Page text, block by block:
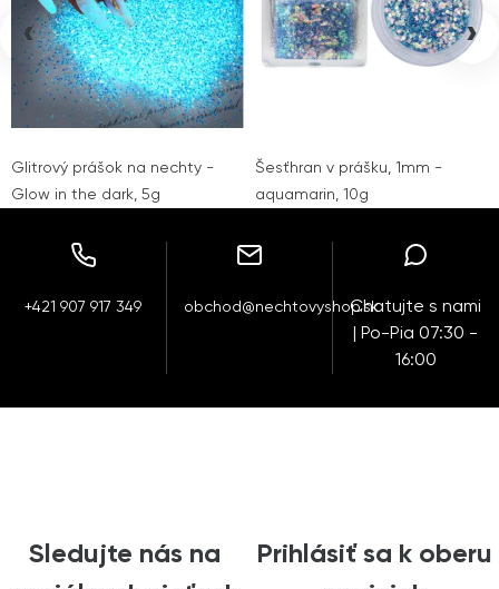
Glitrový prášok na nechty -
Glow in the dark, 5g
Šesťhran v prášku, 1mm -
aquamarin, 10g
‹ ›
+421 907 917 349 obchod@nechtovyshop.skChatujte s nami
| Po-Pia 07:30 -
16:00
Sledujte nás na
Prihlásiť sa k oberu